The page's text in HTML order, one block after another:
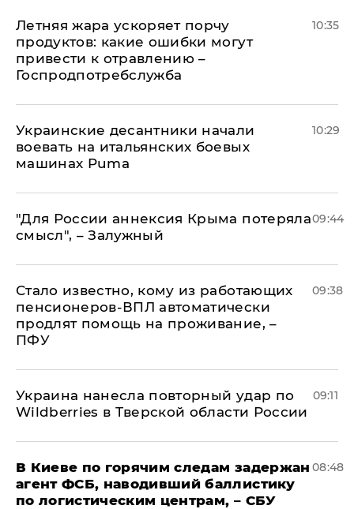
Летняя жара ускоряет порчу
продуктов: какие ошибки могут
привести к отравлению –
Госпродпотребслужба
10:35
Украинские десантники начали
воевать на итальянских боевых
машинах Puma
10:29
"Для России аннексия Крыма потеряла
смысл", – Залужный
09:44
Стало известно, кому из работающих
пенсионеров-ВПЛ автоматически
продлят помощь на проживание, –
ПФУ
09:38
Украина нанесла повторный удар по
Wildberries в Тверской области России
09:11
В Киеве по горячим следам задержан
агент ФСБ, наводивший баллистику
по логистическим центрам, – СБУ
08:48